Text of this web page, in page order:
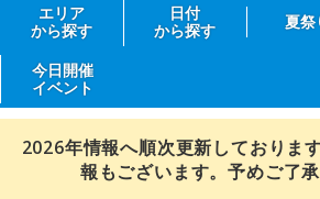
エリア
から探す
日付
から探す
夏祭
今日開催
イベント
2026年情報へ順次更新しておりま
報もございます。予めご了承